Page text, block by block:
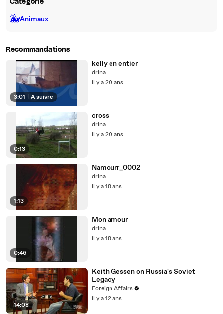
Catégorie
🐳Animaux
Recommandations
3:01 À suivre
kelly en entier
drina
il y a 20 ans
0:13
cross
drina
il y a 20 ans
1:13
Namourr_0002
drina
il y a 18 ans
0:46
Mon amour
drina
il y a 18 ans
14:08
Keith Gessen on Russia's Soviet
Legacy
Foreign Affairs
il y a 12 ans